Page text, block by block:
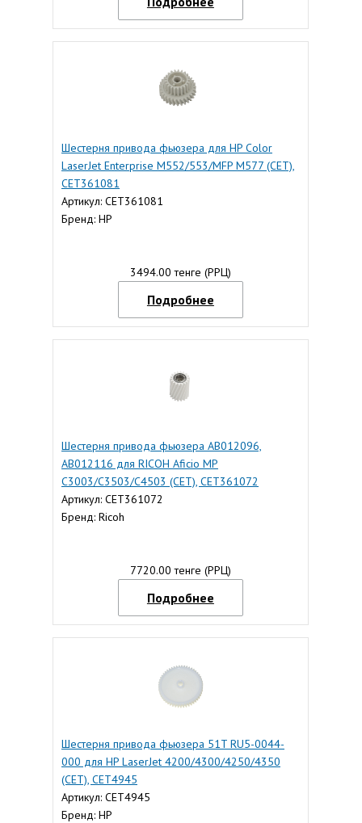
Шестерня привода фьюзера для HP Color
LaserJet Enterprise M552/553/MFP M577 (CET),
CET361081
Артикул: CET361081
Бренд: HP
3494.00 тенге (РРЦ)
Подробнее
Шестерня привода фьюзера AB012096,
AB012116 для RICOH Aficio MP
C3003/C3503/C4503 (CET), CET361072
Артикул: CET361072
Бренд: Ricoh
7720.00 тенге (РРЦ)
Подробнее
Шестерня привода фьюзера 51T RU5-0044-
000 для HP LaserJet 4200/4300/4250/4350
(CET), CET4945
Артикул: CET4945
Бренд: HP